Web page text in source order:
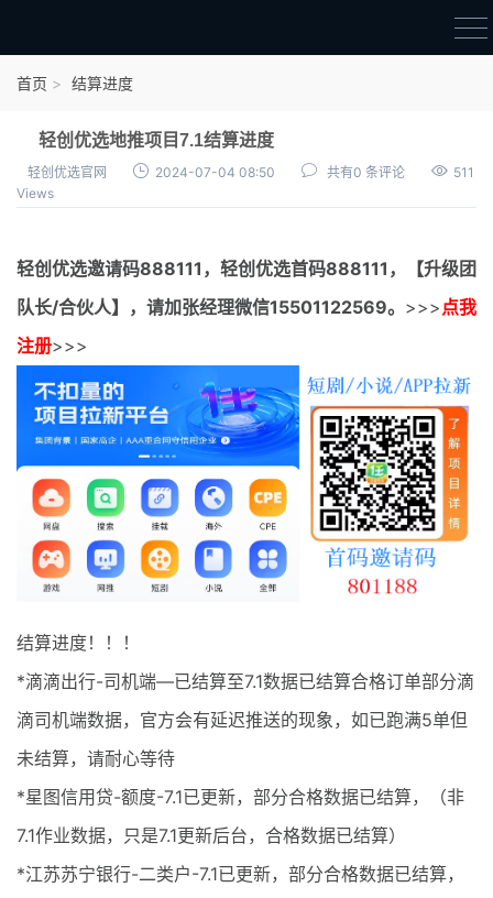
结算进度
团队长扶持
充场项目报价
无人直播
电商入门
最新通知
项目介绍
首页 结算进度
轻创优选地推项目7.1结算进度
轻创优选官网 2024-07-04 08:50 共有0 条评论
511
Views
轻创优选邀请码888111， 轻创优选首码888111，【升级团
队长/合伙人】，请加张经理微信15501122569。 >>>点我
注册>>>
结算进度！！！
*滴滴出行-司机端—已结算至7.1数据已结算合格订单部分滴
滴司机端数据，官方会有延迟推送的现象，如已跑满5单但
未结算，请耐心等待
*星图信用贷-额度-7.1已更新，部分合格数据已结算，（非
7.1作业数据，只是7.1更新后台，合格数据已结算）
*江苏苏宁银行-二类户-7.1已更新，部分合格数据已结算，